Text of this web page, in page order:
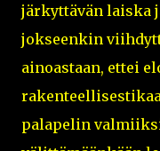
järkyttävän laiska
jokseenkin
ainoastaan, ettei
palapelin